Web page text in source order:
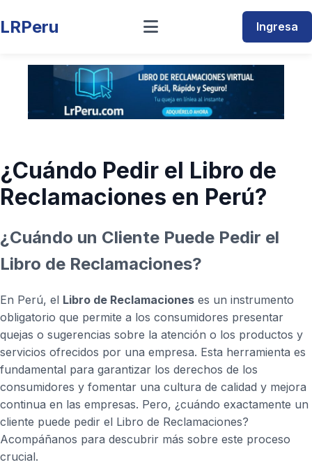
LRPeru Ingresa
¿Cuándo Pedir el Libro de
Reclamaciones en Perú?
¿Cuándo un Cliente Puede Pedir el
Libro de Reclamaciones?
En Perú, el Libro de Reclamaciones es un instrumento
obligatorio que permite a los consumidores presentar
quejas o sugerencias sobre la atención o los productos y
servicios ofrecidos por una empresa. Esta herramienta es
fundamental para garantizar los derechos de los
consumidores y fomentar una cultura de calidad y mejora
continua en las empresas. Pero, ¿cuándo exactamente un
cliente puede pedir el Libro de Reclamaciones?
Acompáñanos para descubrir más sobre este proceso
crucial.